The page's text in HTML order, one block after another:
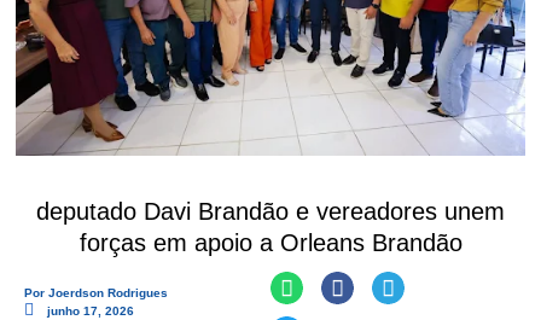
deputado Davi Brandão e vereadores unem
forças em apoio a Orleans Brandão
Por Joerdson Rodrigues
junho 17, 2026